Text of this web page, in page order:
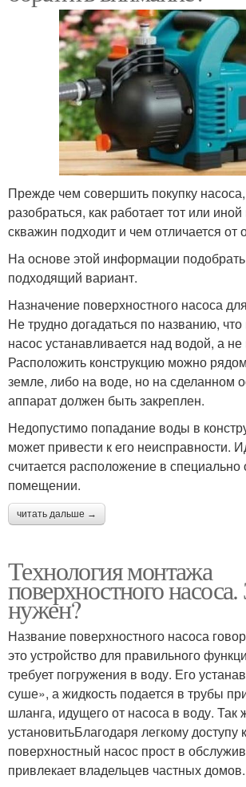
Прежде чем совершить покупку
разобраться, как работает тот или
скважин подходит и чем отличается от
На основе этой информации
подходящий вариант.
Назначение поверхностного насоса
Не трудно догадаться по названию,
насос устанавливается над водой, а не
Расположить конструкцию можно
земле, либо на воде, но на сделанном
аппарат должен быть закреплен.
Недопустимо попадание воды в
может привести к его неисправности.
считается расположение в
помещении.
читать дальше →
Технология монтажа
поверхностного
нужен?
Название поверхностного насоса
это устройство для правильного
требует погружения в воду. Его
суше», а жидкость подается в трубы
шланга, идущего от насоса в воду. Так
установитьБлагодаря легкому доступу
поверхностный насос прост в
привлекает владельцев частных домов.